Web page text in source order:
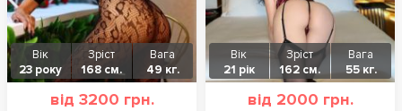
Вік
23 року
Зріст
168 см.
Вага
49 кг.
від 3200 грн.
Вік
21 рік
Зріст
162 см.
Вага
55 кг.
від 2000 грн.